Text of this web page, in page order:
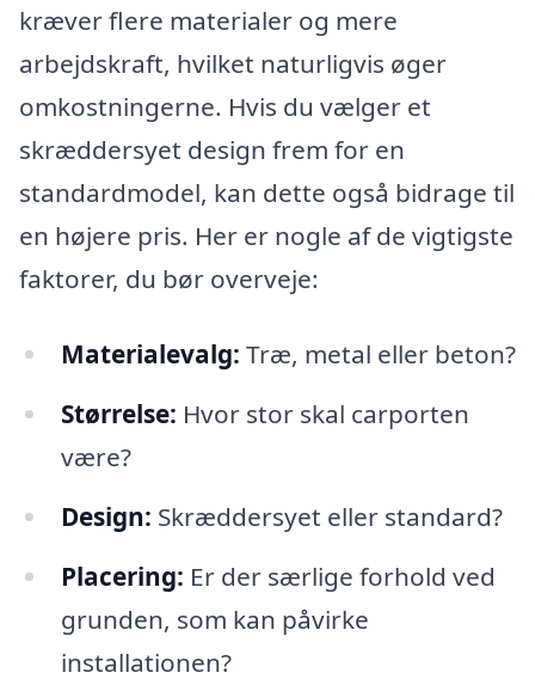
kræver flere materialer og mere
arbejdskraft, hvilket naturligvis øger
omkostningerne. Hvis du vælger et
skræddersyet design frem for en
standardmodel, kan dette også bidrage til
en højere pris. Her er nogle af de vigtigste
faktorer, du bør overveje:
Materialevalg: Træ, metal eller beton?
Størrelse: Hvor stor skal carporten
være?
Design: Skræddersyet eller standard?
Placering: Er der særlige forhold ved
grunden, som kan påvirke
installationen?